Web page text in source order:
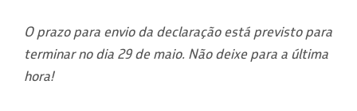
O prazo para envio da declaração está previsto para
terminar no dia 29 de maio. Não deixe para a última
hora!